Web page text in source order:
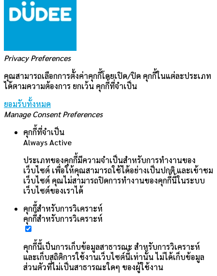
Privacy Preferences
คุณสามารถเลือกการตั้งค่าคุกกี้โดยเปิด/ปิด คุกกี้ในแต่ละประเภท
ได้ตามความต้องการ ยกเว้น คุกกี้ที่จำเป็น
ยอมรับทั้งหมด
Manage Consent Preferences
คุกกี้ที่จำเป็น
Always Active
ประเภทของคุกกี้มีความจำเป็นสำหรับการทำงานของ
เว็บไซต์ เพื่อให้คุณสามารถใช้ได้อย่างเป็นปกติ และเข้าชม
เว็บไซต์ คุณไม่สามารถปิดการทำงานของคุกกี้นี้ในระบบ
เว็บไซต์ของเราได้
คุกกี้สำหรับการวิเคราะห์
คุกกี้สำหรับการวิเคราะห์
คุกกี้นี้เป็นการเก็บข้อมูลสาธารณะ สำหรับการวิเคราะห์
และเก็บสถิติการใช้งานเว็บไซต์นี้เท่านั้น ไม่ได้เก็บข้อมูล
ส่วนตัวที่ไม่เป็นสาธารณะใดๆ ของผู้ใช้งาน